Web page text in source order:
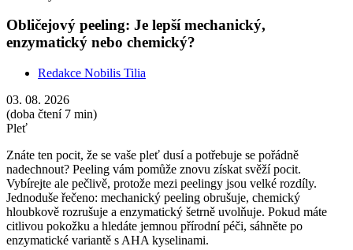
Obličejový peeling: Je lepší mechanický,
enzymatický nebo chemický?
Redakce Nobilis Tilia
03. 08. 2026
(doba čtení 7 min)
Pleť
Znáte ten pocit, že se vaše pleť dusí a potřebuje se pořádně
nadechnout? Peeling vám pomůže znovu získat svěží pocit.
Vybírejte ale pečlivě, protože mezi peelingy jsou velké rozdíly.
Jednoduše řečeno: mechanický peeling obrušuje, chemický
hloubkově rozrušuje a enzymatický šetrně uvolňuje. Pokud máte
citlivou pokožku a hledáte jemnou přírodní péči, sáhněte po
enzymatické variantě s AHA kyselinami.